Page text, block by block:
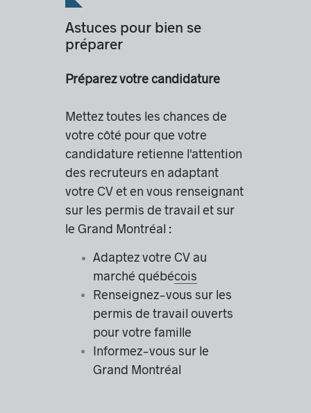
Astuces pour bien se
préparer
Préparez votre candidature
Mettez toutes les chances de
votre côté pour que votre
candidature retienne l'attention
des recruteurs en adaptant
votre CV et en vous renseignant
sur les permis de travail et sur
le Grand Montréal :
Adaptez votreCV au
marché québécois
Renseignez-vous sur les
permis de travail ouverts
pour votre famille
Informez-vous sur le
Grand Montréal